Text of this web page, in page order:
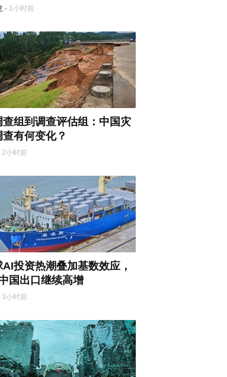
· 1小时前
查组到调查评估组：中国灾
查有何变化？
2小时前
AI投资热潮叠加基数效应，
国出口继续高增
3小时前